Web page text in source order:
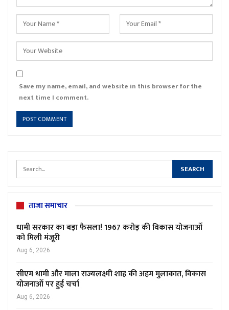
Save my name, email, and website in this browser for the
next time I comment.
ताजा समाचार
धामी सरकार का बड़ा फैसला! 1967 करोड़ की विकास योजनाओं
को मिली मंजूरी
Aug 6, 2026
सीएम धामी और माला राज्यलक्ष्मी शाह की अहम मुलाकात, विकास
योजनाओं पर हुई चर्चा
Aug 6, 2026